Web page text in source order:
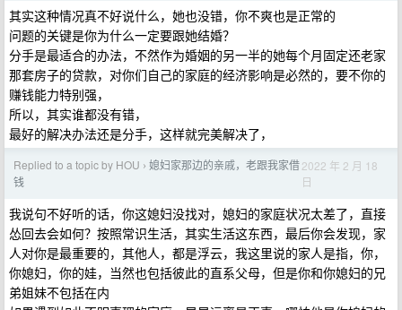
其实这种情况真不好说什么，她也没错，你不爽也是正常的
问题的关键是你为什么一定要跟她结婚？
分手是最适合的办法，不然作为婚姻的另一半的她每个月固定还老家
那套房子的贷款，对你们自己的家庭的经济影响是必然的，要不你的
赚钱能力特别强，
所以，其实谁都没有错，
最好的解决办法还是分手，这样就完美解决了，
Replied to a topic by HOU › 媳妇家那边的亲戚，老跟我家借
钱
2022 年 2 月 18
日
我说句不好听的话，你这媳妇没找对，媳妇的家庭状况太差了，直接
怂回去会如何？按照常识生活，其实生活这东西，最后你会发现，家
人对你是最重要的，其他人，都是浮云，我这里说的家人是指，你，
你媳妇，你的娃，当然也包括彼此的直系父母，但是你和你媳妇的兄
弟姐妹不包括在内